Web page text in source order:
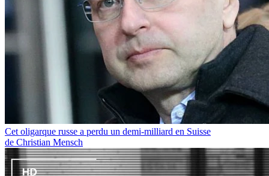
Cet oligarque russe a perdu un demi-milliard en Suisse
de Christian Mensch